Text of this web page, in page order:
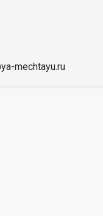
mechtayu.ru